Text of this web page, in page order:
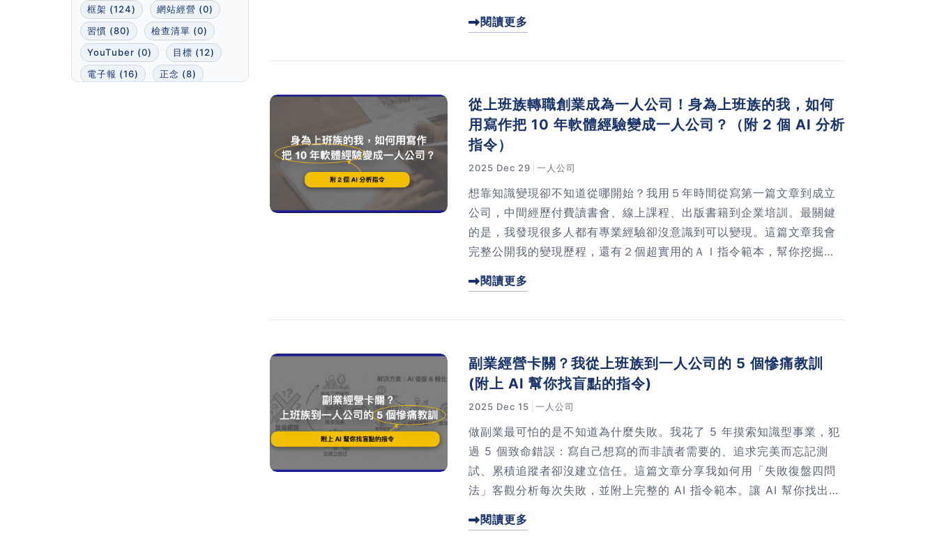
框架 (124)
網站經營 (0)
習慣 (80)
檢查清單 (0)
YouTuber (0)
目標 (12)
電子報 (16)
正念 (8)
閱讀更多
從上班族轉職創業成為一人公司！身為上班族的我，如何
用寫作把 10 年軟體經驗變成一人公司？（附 2 個 AI 分析
指令）
2025 Dec 29 一人公司
想靠知識變現卻不知道從哪開始？我用５年時間從寫第一篇文章到成立
公司，中間經歷付費讀書會、線上課程、出版書籍到企業培訓。最關鍵
的是，我發現很多人都有專業經驗卻沒意識到可以變現。這篇文章我會
完整公開我的變現歷程，還有２個超實用的ＡＩ指令範本，幫你挖掘專
你開始把知識轉換成收入！
閱讀更多
副業經營卡關？我從上班族到一人公司的 5 個慘痛教訓
(附上 AI 幫你找盲點的指令)
2025 Dec 15 一人公司
做副業最可怕的是不知道為什麼失敗。我花了 5 年摸索知識型事業，犯
過 5 個致命錯誤：寫自己想寫的而非讀者需要的、追求完美而忘記測
試、累積追蹤者卻沒建立信任。這篇文章分享我如何用「失敗復盤四問
法」客觀分析每次失敗，並附上完整的 AI 指令範本。讓 AI 幫你找出看
閱讀更多